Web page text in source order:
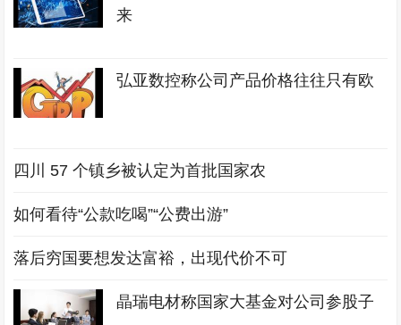
来
弘亚数控称公司产品价格往往只有欧
四川 57 个镇乡被认定为首批国家农
如何看待“公款吃喝”“公费出游”
落后穷国要想发达富裕，出现代价不可
晶瑞电材称国家大基金对公司参股子